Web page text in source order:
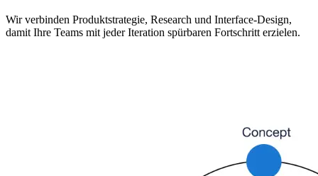
Wir verbinden Produktstrategie, Research und Interface-Design,
damit Ihre Teams mit jeder Iteration spürbaren Fortschritt erzielen.